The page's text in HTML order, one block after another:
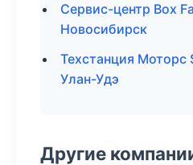
Сервис-центр Box
Новосибирск
Техстанция Моторс
Улан-Удэ
Другие